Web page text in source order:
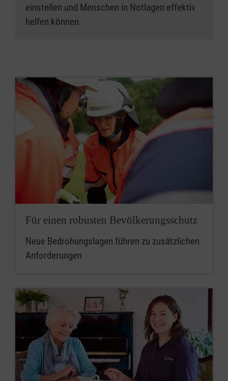
einstellen und Menschen in Notlagen effektiv
helfen können.
Für einen robusten Bevölkerungsschutz
Neue Bedrohungslagen führen zu zusätzlichen
Anforderungen